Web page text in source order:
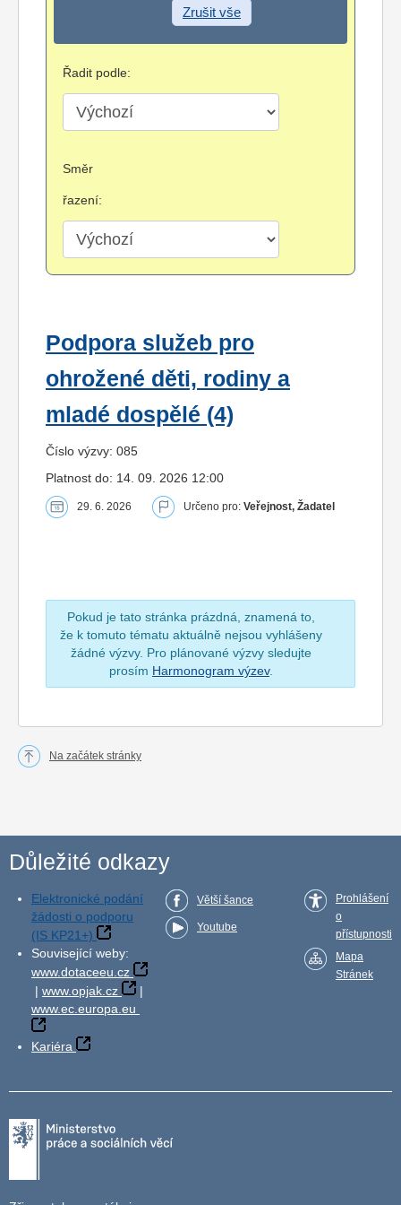
Zrušit vše
Řadit podle:
Směr
řazení:
Podpora služeb pro
ohrožené děti, rodiny a
mladé dospělé (4)
Číslo výzvy: 085
Platnost do: 14. 09. 2026 12:00
29. 6. 2026 Určeno pro: Veřejnost, Žadatel
Pokud je tato stránka prázdná, znamená to,
že k tomuto tématu aktuálně nejsou vyhlášeny
žádné výzvy. Pro plánované výzvy sledujte
prosím Harmonogram výzev.
Na začátek stránky
Důležité odkazy
Elektronické podání
žádosti o podporu
(IS KP21+)
Související weby:
www.dotaceeu.cz
| www.opjak.cz
|
www.ec.europa.eu
Kariéra
Větší šance
Youtube
Prohlášení
o
přístupnosti
Mapa
Stránek